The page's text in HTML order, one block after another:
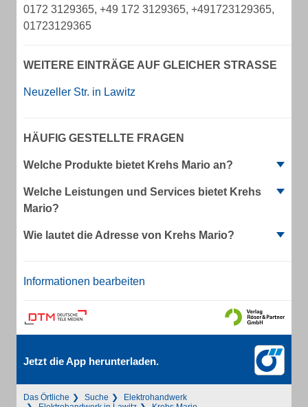
0172 3129365, +49 172 3129365, +491723129365,
01723129365
WEITERE EINTRÄGE AUF GLEICHER STRASSE
Neuzeller Str. in Lawitz
HÄUFIG GESTELLTE FRAGEN
Welche Produkte bietet Krehs Mario an?
Welche Leistungen und Services bietet Krehs
Mario?
Wie lautet die Adresse von Krehs Mario?
Informationen bearbeiten
Jetzt die App herunterladen.
Das Örtliche Suche
Elektrohandwerk